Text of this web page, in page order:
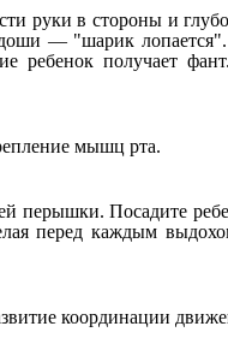
руки в стороны и
— "шарик
получает
мышц рта.
перышки. Посадите
перед каждым
координации